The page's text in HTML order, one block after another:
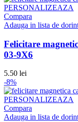
PERSONALIZEAZA
Compara
Adauga in lista de
Felicitare
03-9X6
5.50 lei
-8%
PERSONALIZEAZA
Compara
Adauga in lista de